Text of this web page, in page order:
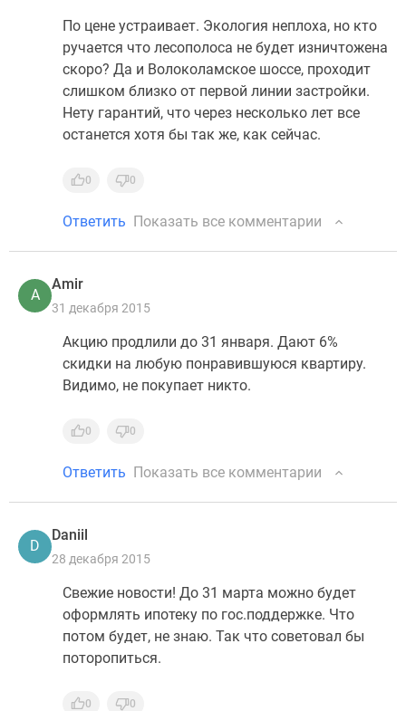
По цене устраивает. Экология неплоха, но кто
ручается что лесополоса не будет изничтожена
скоро? Да и Волоколамское шоссе, проходит
слишком близко от первой линии застройки.
Нету гарантий, что через несколько лет все
останется хотя бы так же, как сейчас.
0 0
Ответить Показать все комментарии
A
Amir
31 декабря 2015
Акцию продлили до 31 января. Дают 6%
скидки на любую понравившуюся квартиру.
Видимо, не покупает никто.
0 0
Ответить Показать все комментарии
D
Daniil
28 декабря 2015
Свежие новости! До 31 марта можно будет
оформлять ипотеку по гос.поддержке. Что
потом будет, не знаю. Так что советовал бы
поторопиться.
0 0